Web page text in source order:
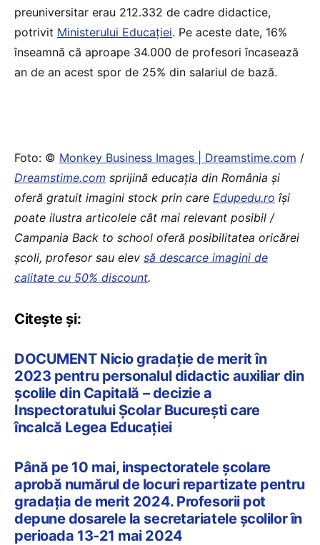
preuniversitar erau 212.332 de cadre didactice,
potrivit Ministerului Educației. Pe aceste date, 16%
înseamnă că aproape 34.000 de profesori încasează
an de an acest spor de 25% din salariul de bază.
Foto: © Monkey Business Images | Dreamstime.com /
Dreamstime.com sprijină educaţia din România şi
oferă gratuit imagini stock prin care Edupedu.ro îşi
poate ilustra articolele cât mai relevant posibil /
Campania Back to school oferă posibilitatea oricărei
școli, profesor sau elev să descarce imagini de
calitate cu 50% discount.
Citește și:
DOCUMENT Nicio gradație de merit în
2023 pentru personalul didactic auxiliar din
școlile din Capitală – decizie a
Inspectoratului Școlar București care
încalcă Legea Educației
Până pe 10 mai, inspectoratele școlare
aprobă numărul de locuri repartizate pentru
gradația de merit 2024. Profesorii pot
depune dosarele la secretariatele școlilor în
perioada 13-21 mai 2024